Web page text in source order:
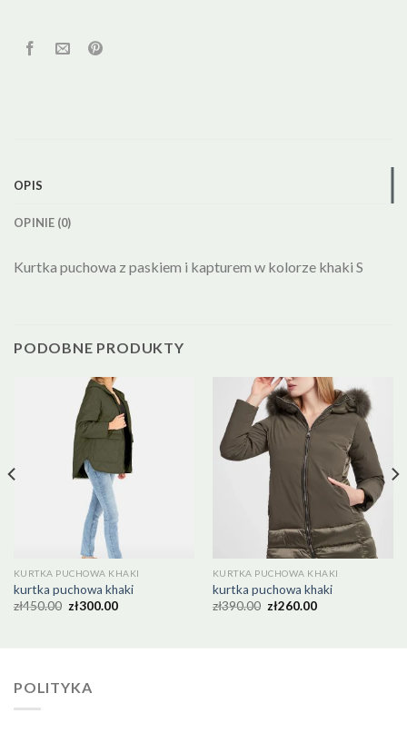
OPIS
OPINIE (0)
Kurtka puchowa z paskiem i kapturem w kolorze khaki S
PODOBNE PRODUKTY
KURTKA PUCHOWA KHAKI
kurtka puchowa khaki
zł450.00 zł300.00
KURTKA PUCHOWA KHAKI
kurtka puchowa khaki
zł390.00 zł260.00
POLITYKA